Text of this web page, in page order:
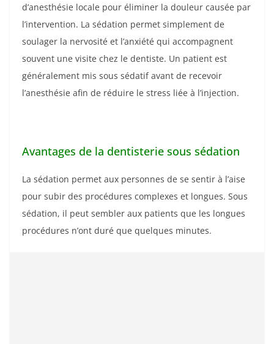
d’anesthésie locale pour éliminer la douleur causée par
l’intervention. La sédation permet simplement de
soulager la nervosité et l’anxiété qui accompagnent
souvent une visite chez le dentiste. Un patient est
généralement mis sous sédatif avant de recevoir
l’anesthésie afin de réduire le stress liée à l’injection.
Avantages de la dentisterie sous sédation
La sédation permet aux personnes de se sentir à l’aise
pour subir des procédures complexes et longues. Sous
sédation, il peut sembler aux patients que les longues
procédures n’ont duré que quelques minutes.